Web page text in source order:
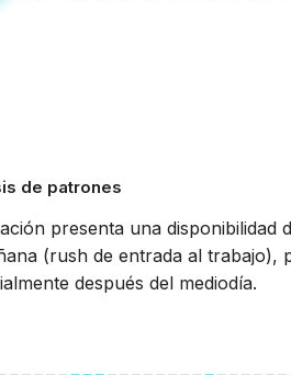
de patrones
presenta una disponibilidad
(rush de entrada al trabajo),
después del mediodía.